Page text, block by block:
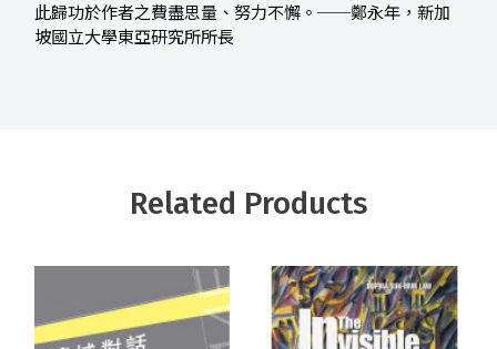
此歸功於作者之費盡思量、努力不懈。──鄭永年，新加
坡國立大學東亞研究所所長
Related Products